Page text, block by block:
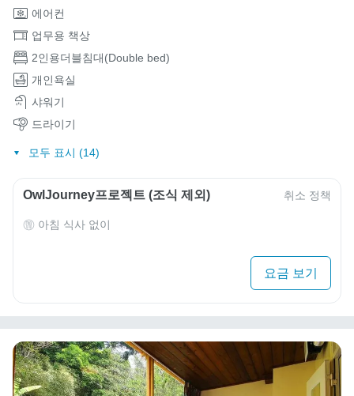
에어컨
업무용 책상
2인용더블침대(Double bed)
개인욕실
샤워기
드라이기
모두 표시 (14)
OwlJourney프로젝트 (조식 제외) 취소 정책
아침 식사 없이
요금 보기